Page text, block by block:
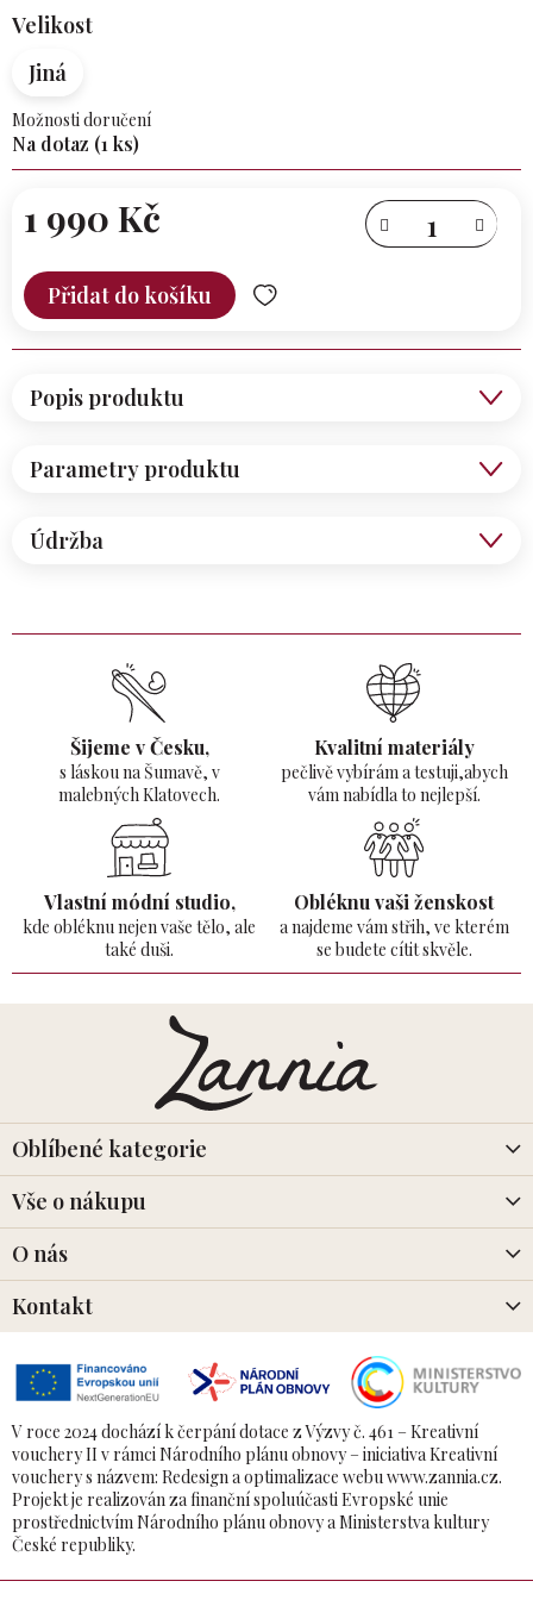
Velikost
Jiná
Možnosti doručení
Na dotaz (1 ks)
1 990 Kč
cena:
Přidat do košíku
Údržba
Parametry produktu
Popis produktu
Šijeme v Česku,
s láskou na Šumavě, v
malebných Klatovech.
Kvalitní materiály
pečlivě vybírám a testuji,abych
vám nabídla to nejlepší.
Vlastní módní studio,
kde obléknu nejen vaše tělo, ale
také duši.
Obléknu vaši ženskost
a najdeme vám střih, ve kterém
se budete cítit skvěle.
t
Oblíbené kategorie
Vše o nákupu
O nás
Kontakt
V roce 2024 dochází k čerpání dotace z Výzvy č. 461 – Kreativní
vouchery II v rámci Národního plánu obnovy – iniciativa Kreativní
vouchery s názvem: Redesign a optimalizace webu www.zannia.cz.
Projekt je realizován za finanční spoluúčasti Evropské unie
prostřednictvím Národního plánu obnovy a Ministerstva kultury
České republiky.